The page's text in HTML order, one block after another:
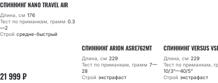
СПИННИНГ NANO TRAVEL AIR
Длина, см 176
Тест по приманкам, грамм 0.3
—2
Строй средне-быстрый
21 999₽
СПИННИНГ ARION ASRE762MT
Длина, см 229
Тест по приманкам, грамм 7—
28
Строй экстрафаст
СПИННИНГ VERSUS
Длина, см 229
Тест по приманкам,
10/3”—40/5”
Строй экстрафаст